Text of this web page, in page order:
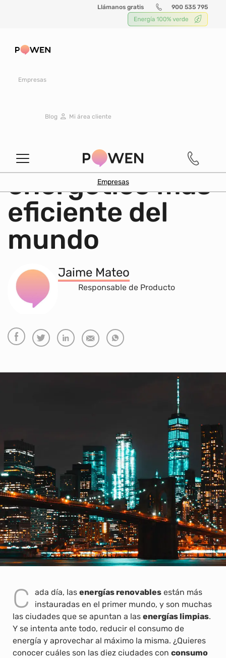
Llámanos gratis 900 535 795
Empresas
Blog Mi área cliente
Empresas
Las 10 ciudades
con consumo
energético más
eficiente del
mundo
Jaime Mateo
Responsable de Producto
C ada día, las energías renovables están más
instauradas en el primer mundo, y son muchas
las ciudades que se apuntan a las energías limpias.
Y se intenta ante todo, reducir el consumo de
energía y aprovechar al máximo la misma. ¿Quieres
conocer cuáles son las diez ciudades con consumo